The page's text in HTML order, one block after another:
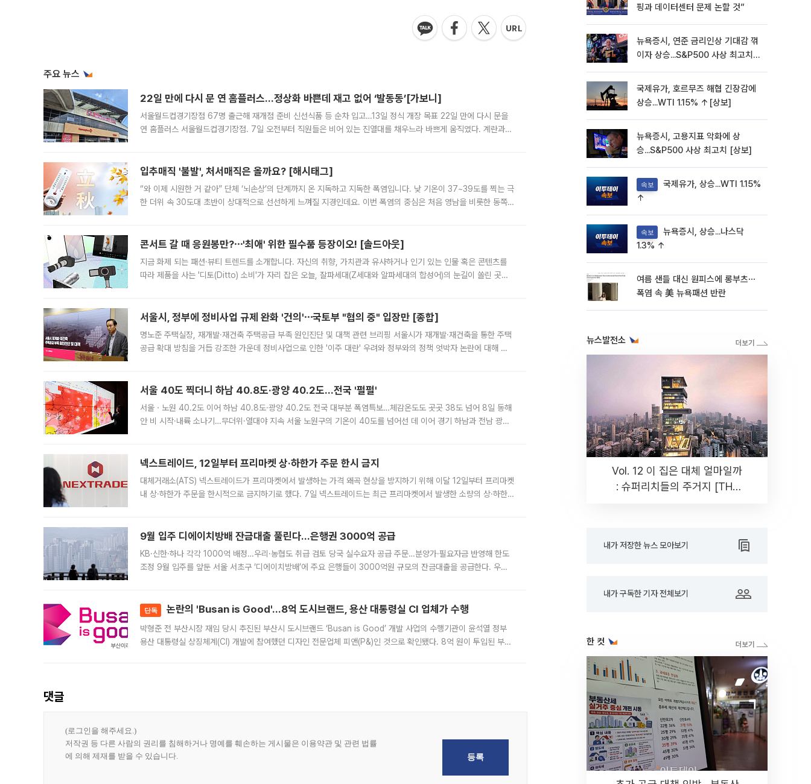
주요 뉴스
22일 만에 다시 문 연 홈플러스…정상화 바쁜데 재고 없어 ‘발동동’[가보니]
서울월드컵경기장점 67명 출근해 재개점 준비 신선식품 등 순차 입고…13일 정식 개장 목표 22일 만에 다시 문을
연 홈플러스 서울월드컵경기장점. 7일 오전부터 직원들은 비어 있는 진열대를 채우느라 바쁘게 움직였다. 계란과
입추매직 '불발', 처서매직은 올까요? [해시태그]
“와 이제 시원한 거 같아” 단체 ‘뇌손상’의 단계까지 온 지독하고 지독한 폭염입니다. 낮 기온이 37~39도를 찍는 극
한 더위 속 30도대 초반이 상대적으로 선선하게 느껴질 지경인데요. 이번 폭염의 중심은 처음 영남을 비롯한 동쪽
콘서트 갈 때 응원봉만?⋯'최애' 위한 필수품 등장이오! [솔드아웃]
지금 화제 되는 패션·뷰티 트렌드를 소개합니다. 자신의 취향, 가치관과 유사하거나 인기 있는 인물 혹은 콘텐츠를
따라 제품을 사는 '디토(Ditto) 소비'가 자리 잡은 오늘, 잘파세대(Z세대와 알파세대의 합성어)의 눈길이 쏠린 곳은
서울시, 정부에 정비사업 규제 완화 '건의'⋯국토부 "협의 중" 입장만 [종합]
명노준 주택실장, 재개발·재건축 주택공급 부족 원인진단 및 대책 관련 브리핑 서울시가 재개발·재건축을 통한 주택
공급 확대 방침을 거듭 강조한 가운데 정비사업으로 인한 '이주 대란' 우려와 정부와의 정책 엇박자 논란에 대해 정
서울 40도 찍더니 하남 40.8도·광양 40.2도…전국 '펄펄'
서울ㆍ노원 40.2도 이어 하남 40.8도·광양 40.2도 전국 대부분 폭염특보…체감온도도 곳곳 38도 넘어 8일 동해
안 비 시작·내륙 소나기…무더위·열대야 지속 서울 노원구의 기온이 40도를 넘어선 데 이어 경기 하남과 전남 광양
넥스트레이드, 12일부터 프리마켓 상·하한가 주문 한시 금지
대체거래소(ATS) 넥스트레이드가 프리마켓에서 발생하는 가격 왜곡 현상을 방지하기 위해 이달 12일부터 프리마켓
내 상·하한가 주문을 한시적으로 금지하기로 했다. 7일 넥스트레이드는 최근 프리마켓에서 발생한 소량의 상·하한
9월 입주 디에이치방배 잔금대출 풀린다…은행권 3000억 공급
KB·신한·하나 각각 1000억 배정…우리·농협도 취급 검토 당국 실수요자 공급 주문…분양가·필요자금 반영해 한도
조정 9월 입주를 앞둔 서울 서초구 ‘디에이치방배’에 주요 은행들이 3000억원 규모의 잔금대출을 공급한다. 우리
단독 논란의 'Busan is Good'…8억 도시브랜드, 용산 대통령실 CI 업체가 수행
박형준 전 부산시장 재임 당시 추진된 부산시 도시브랜드 ‘Busan is Good’ 개발 사업의 수행기관이 윤석열 정부
용산 대통령실 상징체계(CI) 개발에 참여했던 디자인 전문업체 피앤(P&)인 것으로 확인됐다. 8억 원이 투입된 부산
댓글
핑과 데이터센터 문제 논할 것”
뉴욕증시, 연준 금리인상 기대감 꺾
이자 상승...S&P500 사상 최고치
국제유가, 호르무즈 해협 긴장감에
상승...WTI 1.15% ↑[상보]
뉴욕증시, 고용지표 악화에 상
승...S&P500 사상 최고치 [상보]
속보
↑
속보
1.3% ↑
여름 샌들 대신 원피스에 롱부츠⋯
폭염 속 美 뉴욕패션 반란
뉴스발전소
Vol. 12 이 집은 대체 얼마일까
: 슈퍼리치들의 주거지 [THE
내가 저장한 뉴스 모아보기
내가 구독한 기자 전체보기
한 컷